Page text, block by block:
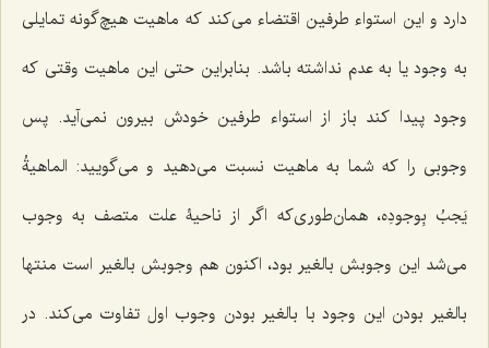
دارد و این استواء طرفین اقتضاء می‌کند که ماهیت هیچ‌گونه تمایلی
به وجود یا به عدم نداشته باشد. بنابراین حتی این ماهیت وقتی که
وجود پیدا کند باز از استواء طرفین خودش بیرون نمی‌آید. پس
وجوبی را که شما به ماهیت نسبت می‌دهید و می‌گویید: الماهیةُ
یَجبُ بِوجودِه، همان‌طوری‌که اگر از ناحیۀ علت متصف به وجوب
می‌شد این وجوبش بالغیر بود، اکنون هم وجوبش بالغیر است منتها
بالغیر بودن این وجود با بالغیر بودن وجوب اول تفاوت می‌کند. در